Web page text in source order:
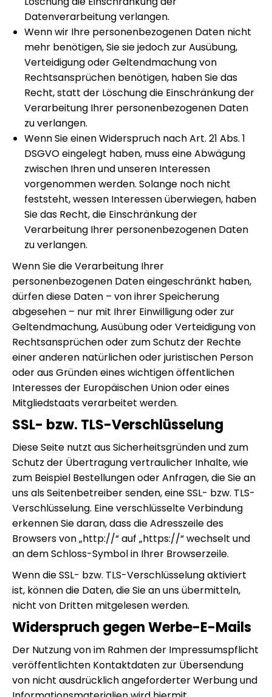
Datenverarbeitung verlangen.
Wenn wir Ihre personenbezogenen Daten nicht
mehr benötigen, Sie sie jedoch zur Ausübung,
Verteidigung oder Geltendmachung von
Rechtsansprüchen benötigen, haben Sie das
Recht, statt der Löschung die Einschränkung der
Verarbeitung Ihrer personenbezogenen Daten
zu verlangen.
Wenn Sie einen Widerspruch nach Art. 21 Abs. 1
DSGVO eingelegt haben, muss eine Abwägung
zwischen Ihren und unseren Interessen
vorgenommen werden. Solange noch nicht
feststeht, wessen Interessen überwiegen, haben
Sie das Recht, die Einschränkung der
Verarbeitung Ihrer personenbezogenen Daten
zu verlangen.
Wenn Sie die Verarbeitung Ihrer
personenbezogenen Daten eingeschränkt haben,
dürfen diese Daten – von ihrer Speicherung
abgesehen – nur mit Ihrer Einwilligung oder zur
Geltendmachung, Ausübung oder Verteidigung von
Rechtsansprüchen oder zum Schutz der Rechte
einer anderen natürlichen oder juristischen Person
oder aus Gründen eines wichtigen öffentlichen
Interesses der Europäischen Union oder eines
Mitgliedstaats verarbeitet werden.
SSL- bzw. TLS-Verschlüsselung
Diese Seite nutzt aus Sicherheitsgründen und zum
Schutz der Übertragung vertraulicher Inhalte, wie
zum Beispiel Bestellungen oder Anfragen, die Sie an
uns als Seitenbetreiber senden, eine SSL- bzw. TLS-
Verschlüsselung. Eine verschlüsselte Verbindung
erkennen Sie daran, dass die Adresszeile des
Browsers von „http://“ auf „https://“ wechselt und
an dem Schloss-Symbol in Ihrer Browserzeile.
Wenn die SSL- bzw. TLS-Verschlüsselung aktiviert
ist, können die Daten, die Sie an uns übermitteln,
nicht von Dritten mitgelesen werden.
Widerspruch gegen Werbe-E-Mails
Der Nutzung von im Rahmen der Impressumspflicht
veröffentlichten Kontaktdaten zur Übersendung
von nicht ausdrücklich angeforderter Werbung und